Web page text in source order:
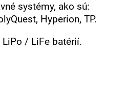
systémy, ako sú:
Hyperion, TP.
LiPo / LiFe batérií.